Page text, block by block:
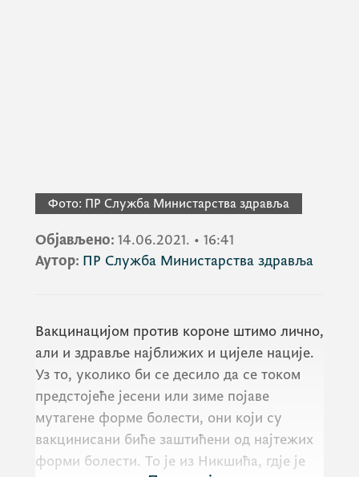
Фото: ПР Служба Министарства здравља
Објављено: 14.06.2021. • 16:41
Аутор: ПР Служба Министарства здравља
Вакцинацијом против короне штимо лично,
али и здравље најближих и цијеле нације.
Уз то, уколико би се десило да се током
предстојеће јесени или зиме појаве
мутагене форме болести, они који су
вакцинисани биће заштићени од најтежих
форми болести. То је из Никшића, гдје је